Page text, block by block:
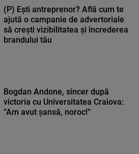
(P) Ești antreprenor? Află cum te
ajută o campanie de advertoriale
să crești vizibilitatea și încrederea
brandului tău
Bogdan Andone, sincer după
victoria cu Universitatea Craiova:
”Am avut șansă, noroc!”